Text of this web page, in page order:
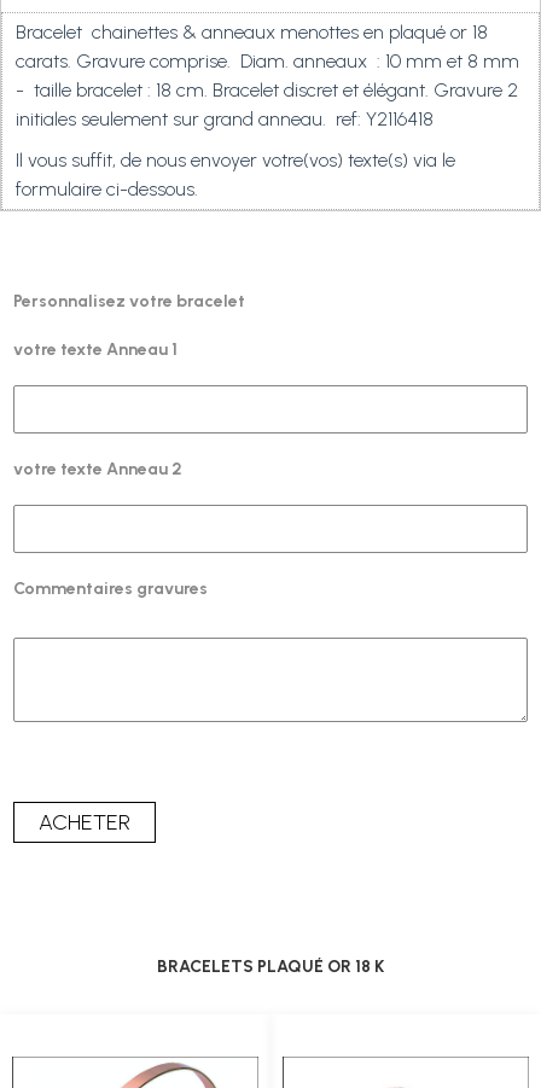
Bracelet chainettes & anneaux menottes en plaqué or 18
carats. Gravure comprise. Diam. anneaux : 10 mm et 8 mm
- taille bracelet : 18 cm. Bracelet discret et élégant. Gravure 2
initiales seulement sur grand anneau. ref: Y2116418
Il vous suffit, de nous envoyer votre(vos) texte(s) via le
formulaire ci-dessous.
Personnalisez votre bracelet
votre texte Anneau 1
votre texte Anneau 2
Commentaires gravures
BRACELETS PLAQUÉ OR 18 K